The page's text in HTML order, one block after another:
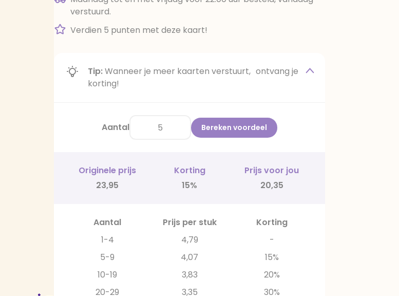
verstuurd.
Verdien 5 punten met deze kaart!
Tip:Wanneer je meer kaarten verstuurt, ontvang je
korting!
Aantal Bereken voordeel
Originele prijs Korting
Prijs voor jou
23,95
15% 20,35
Aantal Prijs per stuk
Korting
1-4
4,79
-
5-9
4,07
15%
10-19
3,83
20%
20-29
3,35
30%